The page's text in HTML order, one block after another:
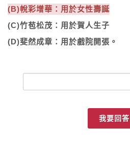
(B)帨彩增華：用於女性壽誕
(C)竹苞松茂：用於賀人生子
(D)斐然成章：用於戲院開張。
我要回答